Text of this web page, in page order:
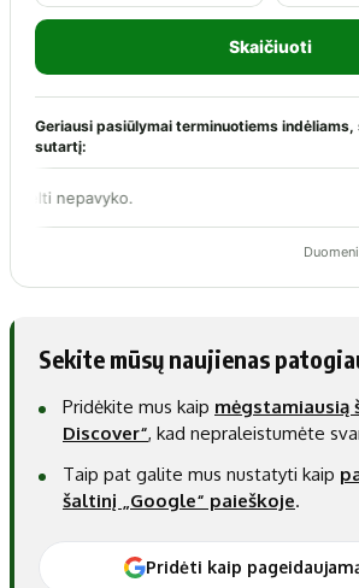
Sekite mūsų naujienas
Pridėkite mus kaip mėgstamiausią
Discover“, kad nepraleistumėte
Taip pat galite mus nustatyti kaip
šaltinį „Google“ paieškoje.
Pridėti kaip